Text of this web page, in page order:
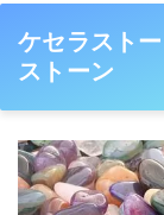
ケセラスト
ストーン